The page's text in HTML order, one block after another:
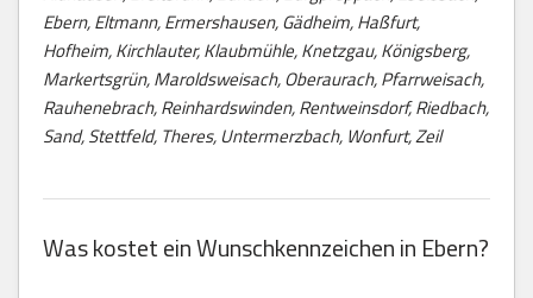
Ebern, Eltmann, Ermershausen, Gädheim, Haßfurt,
Hofheim, Kirchlauter, Klaubmühle, Knetzgau, Königsberg,
Markertsgrün, Maroldsweisach, Oberaurach, Pfarrweisach,
Rauhenebrach, Reinhardswinden, Rentweinsdorf, Riedbach,
Sand, Stettfeld, Theres, Untermerzbach, Wonfurt, Zeil
Was kostet ein Wunschkennzeichen in Ebern?